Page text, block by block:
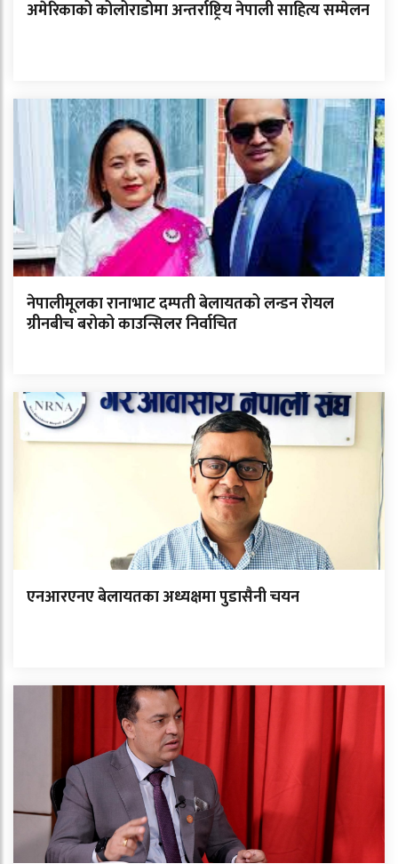
अमेरिकाको कोलोराडोमा अन्तर्राष्ट्रिय नेपाली साहित्य सम्मेलन
नेपालीमूलका रानाभाट दम्पती बेलायतको लन्डन रोयल
ग्रीनबीच बरोको काउन्सिलर निर्वाचित
एनआरएनए बेलायतका अध्यक्षमा पुडासैनी चयन